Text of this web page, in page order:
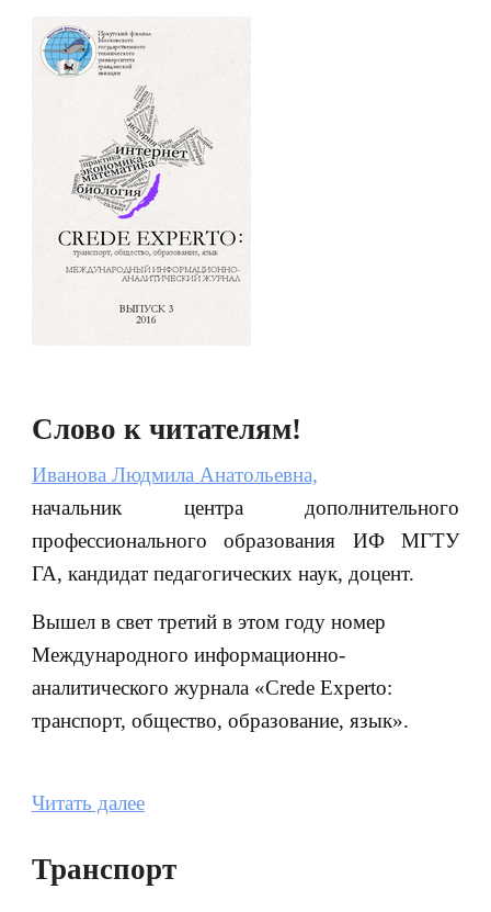
Слово к читателям!
Иванова Людмила Анатольевна,
начальник центра дополнительного
профессионального образования ИФ МГТУ
ГА, кандидат педагогических наук, доцент.
Вышел в свет третий в этом году номер
Международного информационно-
аналитического журнала «Crede Experto:
транспорт, общество, образование, язык».
Читать далее
Транспорт